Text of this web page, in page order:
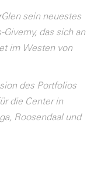
sein neuestes
das sich an
im Westen von
des Portfolios
die Center in
Roosendaal und